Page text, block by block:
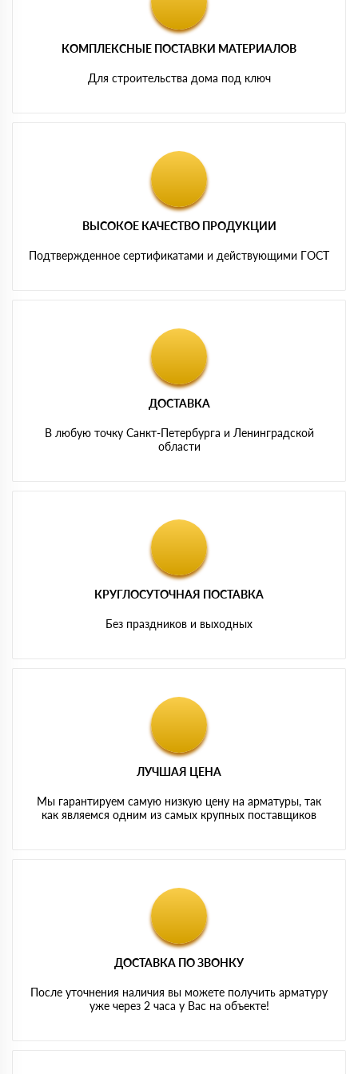
КОМПЛЕКСНЫЕ ПОСТАВКИ МАТЕРИАЛОВ
Для строительства дома под ключ
ВЫСОКОЕ КАЧЕСТВО ПРОДУКЦИИ
Подтвержденное сертификатами и действующими ГОСТ
ДОСТАВКА
В любую точку Санкт-Петербурга и Ленинградской
области
КРУГЛОСУТОЧНАЯ ПОСТАВКА
Без праздников и выходных
ЛУЧШАЯ ЦЕНА
Мы гарантируем самую низкую цену на арматуры, так
как являемся одним из самых крупных поставщиков
ДОСТАВКА ПО ЗВОНКУ
После уточнения наличия вы можете получить арматуру
уже через 2 часа у Вас на объекте!